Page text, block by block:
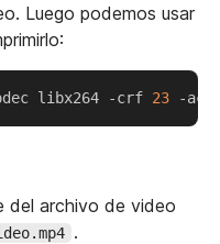
Luego podemos usar
libx264 -crf 23 -
Copy
del archivo de video
.